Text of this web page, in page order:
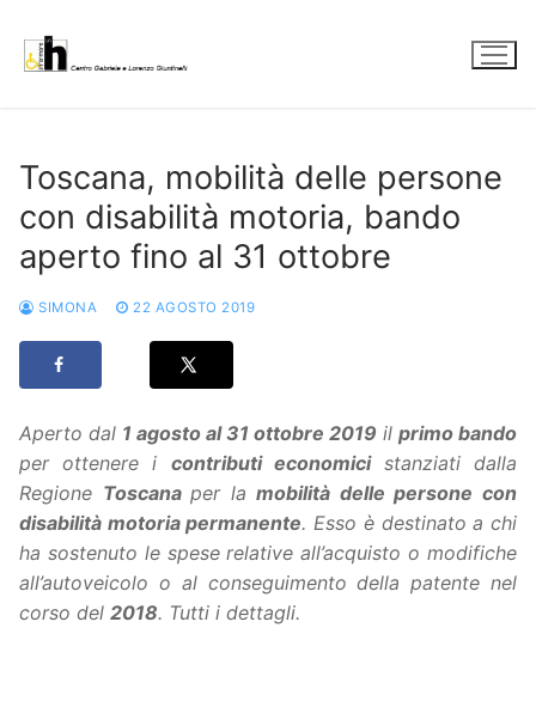
contenuto
Toscana, mobilità delle persone
con disabilità motoria, bando
aperto fino al 31 ottobre
SIMONA 22 AGOSTO 2019
Aperto dal 1 agosto al 31 ottobre 2019 il primo bando
per ottenere i contributi economicistanziati dalla
Regione Toscanaper lamobilità delle persone con
disabilità motoria permanente. Esso è destinato a chi
ha sostenuto le spese relative all’acquisto o modifiche
all’autoveicolo o al conseguimento della patente nel
corso del 2018. Tutti i dettagli.